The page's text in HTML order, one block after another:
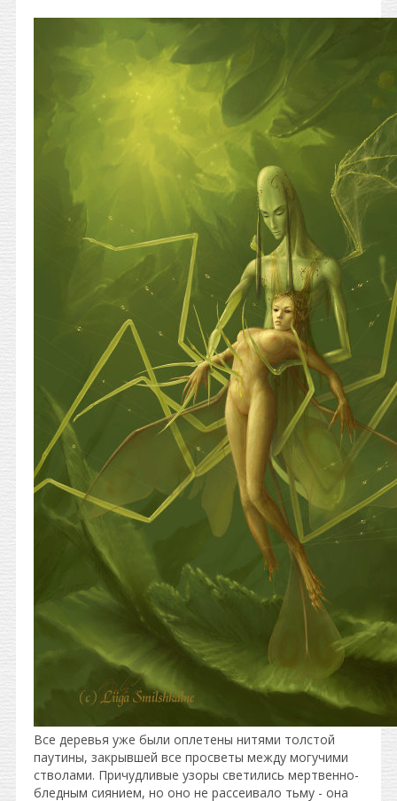
Все деревья уже были оплетены нитями толстой
паутины, закрывшей все просветы между могучими
стволами. Причудливые узоры светились мертвенно-
бледным сиянием, но оно не рассеивало тьму - она